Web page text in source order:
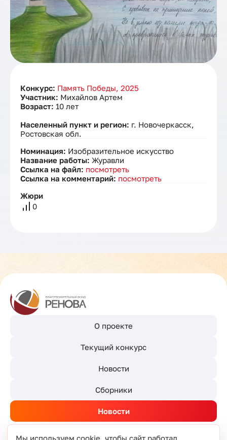
Конкурс: Память Победы, 2025
Участник: Михайлов Артем
Возраст: 10 лет
Населенный пункт и регион: г. Новочеркасск,
Ростовская обл.
Номинация: Изобразительное искусство
Название работы: Журавли
Ссылка на файл: посмотреть
Ссылка на комментарий: посмотреть
Жюри
0
О проекте
Текущий конкурс
Новости
Сборники
Новости
Мы используем cookie, чтобы сайт работал